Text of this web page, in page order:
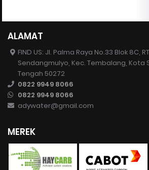
ALAMAT
FIND US: Jl. Palma Raya No.33 Blok 8C,
Sendangmulyo, Kec. Tembalang, Kota
Tengah 50272
0822 9949 8066
0822 9949 8066
adywater@gmail.com
MEREK